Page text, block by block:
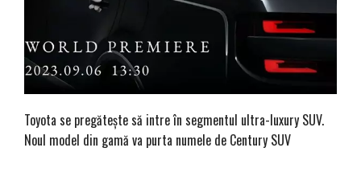
Toyota se pregătește să intre în segmentul ultra-luxury SUV.
Noul model din gamă va purta numele de Century SUV